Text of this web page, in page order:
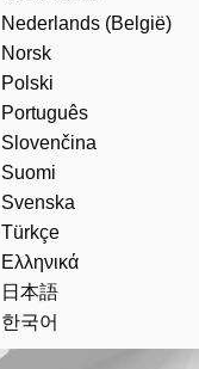
Nederlands (België)
Norsk
Polski
Português
Slovenčina
Suomi
Svenska
Türkçe
Ελληνικά
日本語
한국어